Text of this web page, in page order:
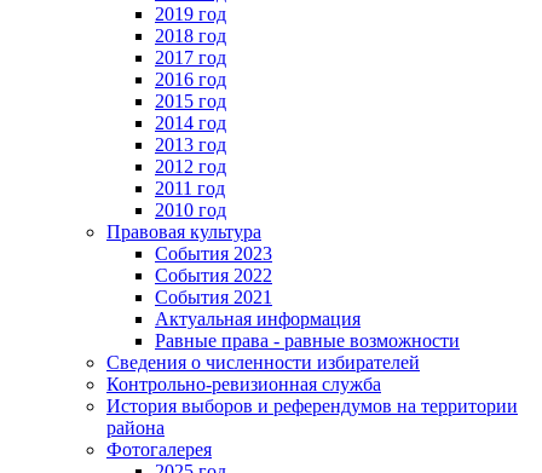
2019 год
2018 год
2017 год
2016 год
2015 год
2014 год
2013 год
2012 год
2011 год
2010 год
Правовая культура
События 2023
События 2022
События 2021
Актуальная информация
Равные права - равные возможности
Сведения о численности избирателей
Контрольно-ревизионная служба
История выборов и референдумов на территории
района
Фотогалерея